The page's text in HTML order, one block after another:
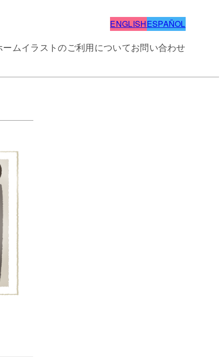
ENGLISHESPAÑOL
ームイラストのご利用についてお問い合わせ